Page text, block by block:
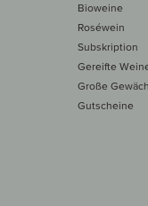
Bioweine
Roséwein
Subskription
Gereifte
Große
Gutscheine